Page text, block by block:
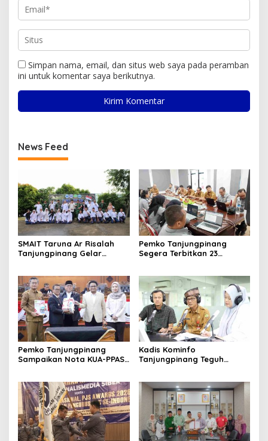
Simpan nama, email, dan situs web saya pada peramban
ini untuk komentar saya berikutnya.
News Feed
SMAIT Taruna Ar Risalah
Tanjungpinang Gelar
Kepemimpinan
Pemko Tanjungpinang
Segera Terbitkan 23
Pemko Tanjungpinang
Sampaikan Nota KUA-PPAS
Kadis Kominfo
Tanjungpinang Teguh
Pemerintah